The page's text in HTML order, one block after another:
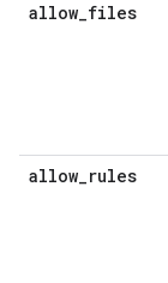
allow_files
allow_rules